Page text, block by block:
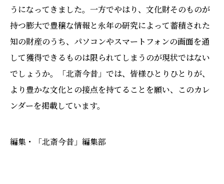
うになってきました。一方でやはり、文化財そのものが
持つ膨大で豊穣な情報と永年の研究によって蓄積された
知の財産のうち、パソコンやスマートフォンの画面を通
して獲得できるものは限られてしまうのが現状ではない
でしょうか。「北斎今昔」では、皆様ひとりひとりが、
より豊かな文化との接点を持てることを願い、このカレ
ンダーを掲載しています。
編集・「北斎今昔」編集部